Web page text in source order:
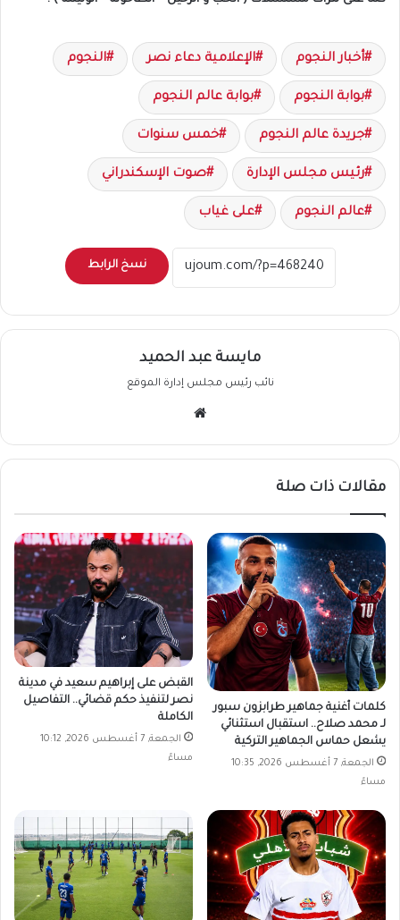
أخبار النجوم الإعلامية دعاء نصر النجوم
بوابة النجوم بوابة عالم النجوم
جريدة عالم النجوم خمس سنوات
رئيس مجلس الإدارة صوت الإسكندراني
عالم النجوم على غياب
نسخ الرابط
مايسة عبد الحميد
نائب رئيس مجلس إدارة الموقع
مقالات ذات صلة
كلمات أغنية جماهير طرابزون سبور
لـ محمد صلاح.. استقبال استثنائي
يشعل حماس الجماهير التركية
الجمعة, 7 أغسطس 2026, 10:35
مساءً
القبض على إبراهيم سعيد في مدينة
نصر لتنفيذ حكم قضائي.. التفاصيل
الكاملة
الجمعة, 7 أغسطس 2026, 10:12
مساءً